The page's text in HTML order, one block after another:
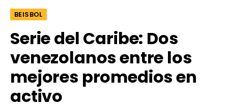
BEISBOL
Serie del Caribe: Dos
venezolanos entre los
mejores promedios en
activo